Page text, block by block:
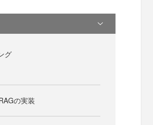
グ
の実装